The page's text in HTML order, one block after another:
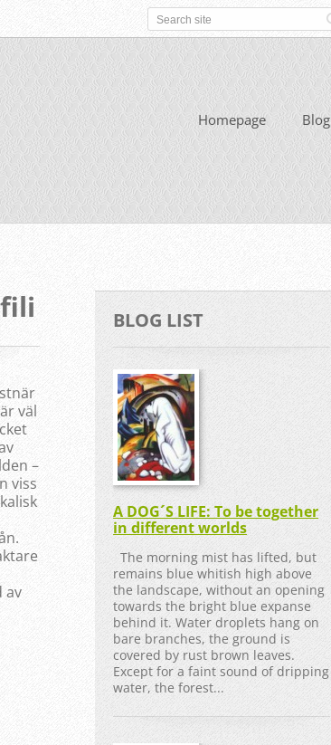
Homepage Blog
väl
–
viss
av
BLOG LIST
A DOG´S LIFE: To be together
in different worlds
The morning mist has lifted, but
remains blue whitish high above
the landscape, without an opening
towards the bright blue expanse
behind it. Water droplets hang on
bare branches, the ground is
covered by rust brown leaves.
Except for a faint sound of dripping
water, the forest...